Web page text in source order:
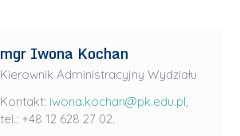
mgr Iwona Kochan
Kierownik Administracyjny Wydziału
Kontakt: iwona.kochan@pk.edu.pl,
tel.: +48 12 628 27 02.